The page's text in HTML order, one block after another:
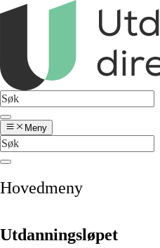
Meny
Hovedmeny
Utdanningsløpet